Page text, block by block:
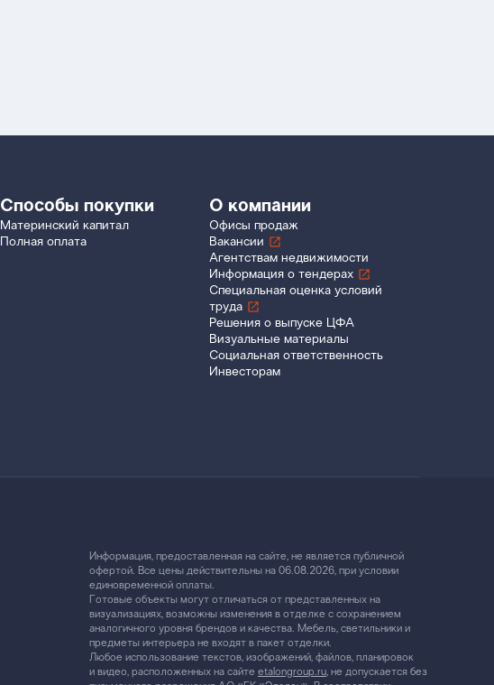
Способы покупки
Материнский капитал
Полная оплата
О компании
Офисы продаж
Вакансии
Агентствам недвижимости
Информация о тендерах
Специальная оценка условий
труда
Решения о выпуске ЦФА
Визуальные материалы
Социальная ответственность
Инвесторам
Информация, предоставленная на сайте, не является публичной
офертой. Все цены действительны на 06.08.2026, при условии
единовременной оплаты.
Готовые объекты могут отличаться от представленных на
визуализациях, возможны изменения в отделке с сохранением
аналогичного уровня брендов и качества. Мебель, светильники и
предметы интерьера не входят в пакет отделки.
Любое использование текстов, изображений, файлов, планировок
и видео, расположенных на сайте etalongroup.ru, не допускается без